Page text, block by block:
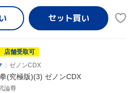
店舗受取可
ゼノンCDX
(究極版)(3) ゼノンCDX
論尊